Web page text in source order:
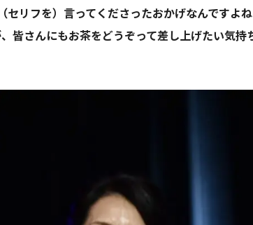
リフを）言ってくださったおかげなんですよ
皆さんにもお茶をどうぞって差し上げたい気持